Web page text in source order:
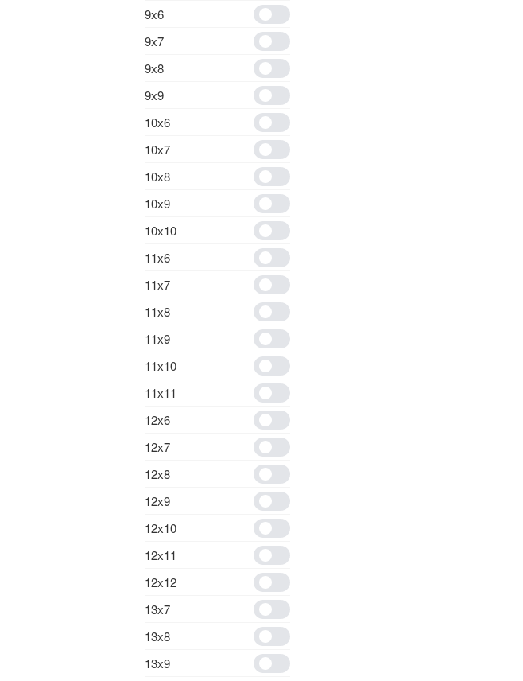
9x6
9х7
9х8
9х9
10х6
10х7
10х8
10х9
10х10
11х6
11х7
11х8
11х9
11х10
11х11
12х6
12х7
12х8
12х9
12х10
12х11
12х12
13х7
13х8
13х9